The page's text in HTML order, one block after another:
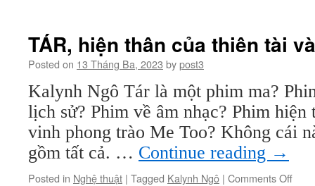
sĩ
Toàn:
Trọn
đời
mang
theo
‘quê
hương
TÁR, hiện thân của thiên tài
Posted on 13 Tháng Ba, 2023 bypost3
Kalynh Ngô Tár là một phim ma?
lịch sử? Phim về âm nhạc? Phim
vinh phong trào Me Too? Không cái
gồm tất cả. … Continue reading →
Posted in Nghệ thuật | Tagged Kalynh Ngô | Comments Offon